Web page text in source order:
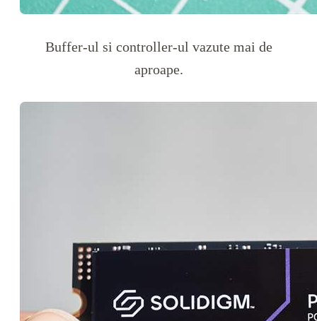
Buffer-ul si controller-ul vazute mai de
aproape.